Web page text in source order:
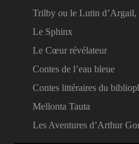
Trilby ou le Lutin
Le Sphinx
Le Cœur révélateur
Contes de l’eau bleue
Contes littéraires du
Mellonta Tauta
Les Aventures d’Arthur